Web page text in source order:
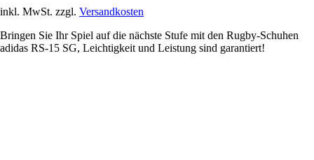
inkl. MwSt. zzgl. Versandkosten
Bringen Sie Ihr Spiel auf die nächste Stufe mit den Rugby-Schuhen
adidas RS-15 SG, Leichtigkeit und Leistung sind garantiert!